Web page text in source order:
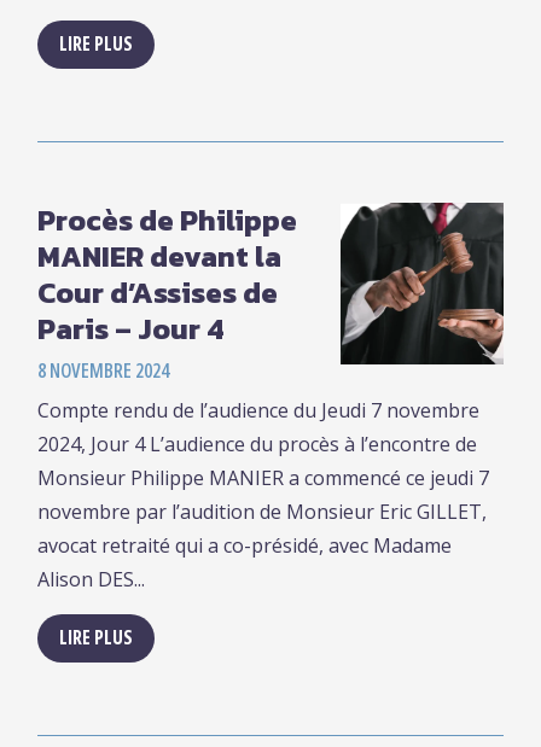
LIRE PLUS
Procès de Philippe
MANIER devant la
Cour d’Assises de
Paris – Jour 4
8 NOVEMBRE 2024
Compte rendu de l’audience du Jeudi 7 novembre
2024, Jour 4 L’audience du procès à l’encontre de
Monsieur Philippe MANIER a commencé ce jeudi 7
novembre par l’audition de Monsieur Eric GILLET,
avocat retraité qui a co-présidé, avec Madame
Alison DES...
LIRE PLUS